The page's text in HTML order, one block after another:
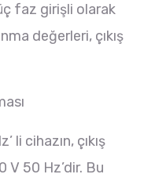
faz girişli olarak
değerleri, çıkış
li cihazın, çıkış
50 Hz’dir. Bu